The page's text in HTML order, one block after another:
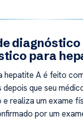
para
hepatite A é feito
que seu
realiza um exame
por um